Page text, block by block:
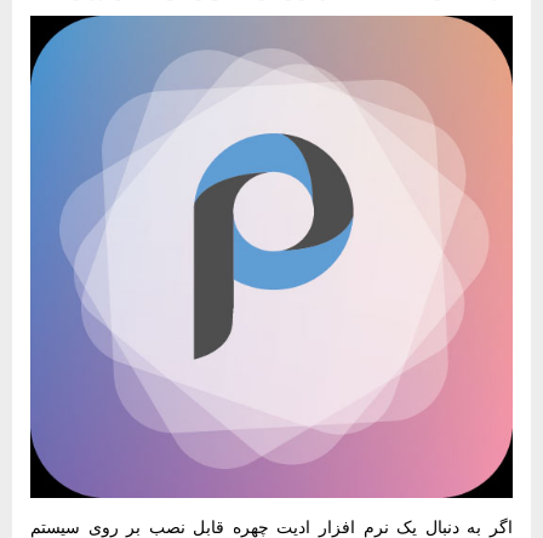
اگر به دنبال یک نرم‌ افزار ادیت چهره‌ قابل نصب بر روی سیستم